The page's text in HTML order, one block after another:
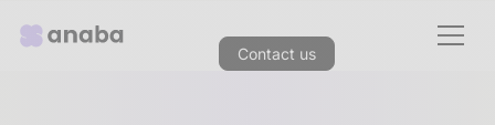
Contact us